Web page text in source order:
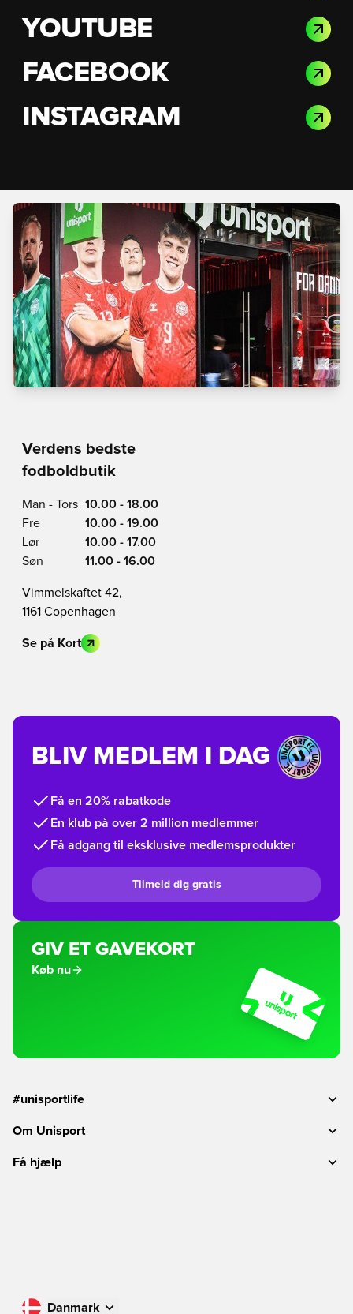
YOUTUBE
FACEBOOK
INSTAGRAM
Verdens bedste
fodboldbutik
Man - Tors 10.00 - 18.00
Fre
10.00 - 19.00
Lør
10.00 - 17.00
Søn
11.00 - 16.00
Vimmelskaftet 42,
1161 Copenhagen
Se på Kort
BLIV MEDLEM I DAG
Få en 20% rabatkode
En klub på over 2 million medlemmer
Få adgang til eksklusive medlemsprodukter
Tilmeld dig gratis
GIV ET GAVEKORT
Køb nu
#unisportlife
Om Unisport
Få hjælp
Danmark